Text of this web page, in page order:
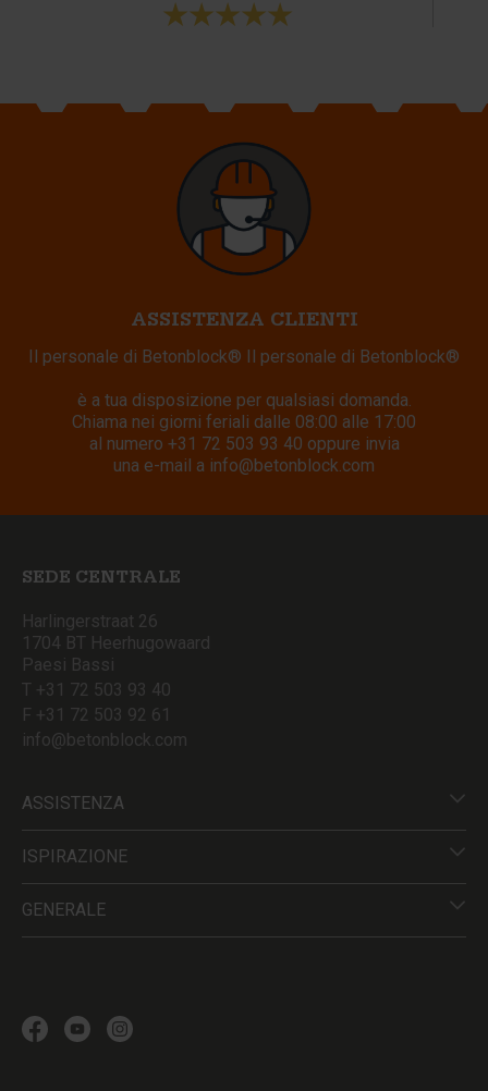
ASSISTENZA CLIENTI
Il personale di Betonblock® Il personale di Betonblock®
è a tua disposizione per qualsiasi domanda.
Chiama nei giorni feriali dalle 08:00 alle 17:00
al numero +31 72 503 93 40 oppure invia
una e-mail a info@betonblock.com
SEDE CENTRALE
Harlingerstraat 26
1704 BT Heerhugowaard
Paesi Bassi
T +31 72 503 93 40
F +31 72 503 92 61
info@betonblock.com
ASSISTENZA
ISPIRAZIONE
GENERALE